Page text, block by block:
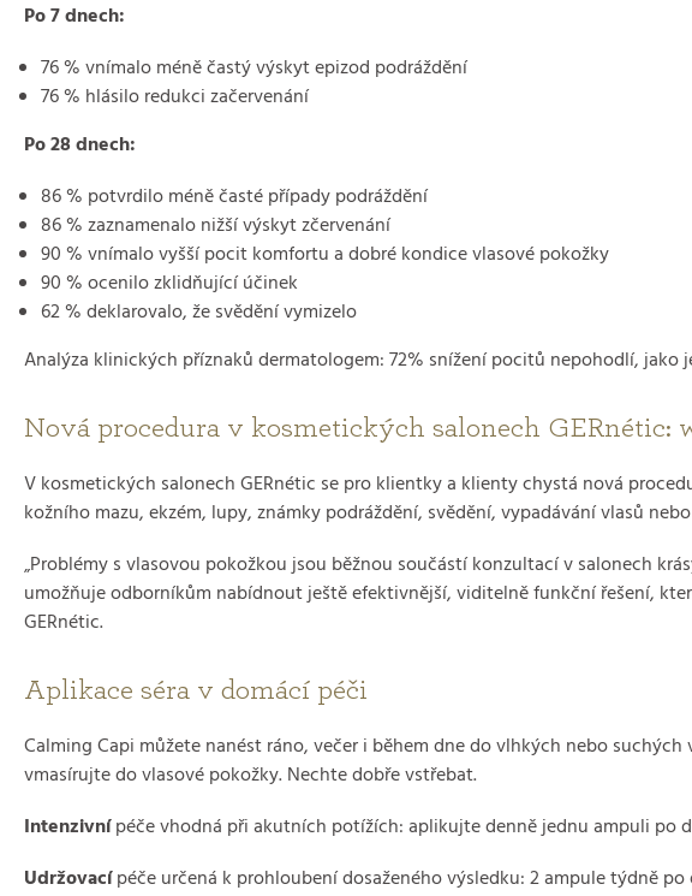
Po 7 dnech:
76 % vnímalo méně častý výskyt epizod podráždění
76 % hlásilo redukci začervenání
Po 28 dnech:
86 % potvrdilo méně časté případy podráždění
86 % zaznamenalo nižší výskyt zčervenání
90 % vnímalo vyšší pocit komfortu a dobré kondice vlasové pokožky
90 % ocenilo zklidňující účinek
62 % deklarovalo, že svědění vymizelo
Analýza klinických příznaků dermatologem: 72% snížení pocitů nepohodlí, jako
Nová procedura v kosmetických salonech GERnétic:
V kosmetických salonech GERnétic se pro klientky a klienty chystá nová
kožního mazu, ekzém, lupy, známky podráždění, svědění, vypadávání vlasů
„Problémy s vlasovou pokožkou jsou běžnou součástí konzultací v salonech
umožňuje odborníkům nabídnout ještě efektivnější, viditelně funkční řešení,
GERnétic.
Aplikace séra v domácí péči
Calming Capi můžete nanést ráno, večer i během dne do vlhkých nebo
vmasírujte do vlasové pokožky. Nechte dobře vstřebat.
Intenzivnípéče vhodná při akutních potížích: aplikujte denně jednu ampuli po
Udržovacípéče určená k prohloubení dosaženého výsledku: 2 ampule týdně